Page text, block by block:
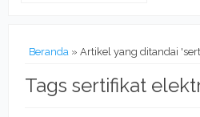
Beranda » Artikel yang ditandai
Tags sertifikat